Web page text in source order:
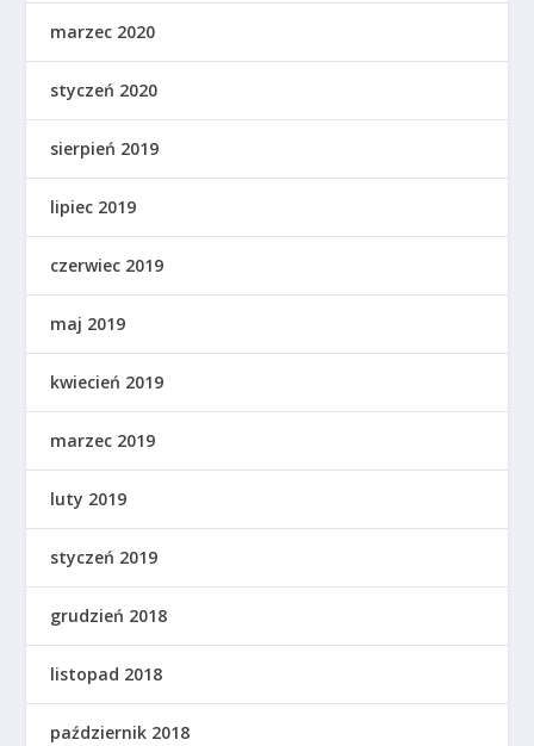
marzec 2020
styczeń 2020
sierpień 2019
lipiec 2019
czerwiec 2019
maj 2019
kwiecień 2019
marzec 2019
luty 2019
styczeń 2019
grudzień 2018
listopad 2018
październik 2018